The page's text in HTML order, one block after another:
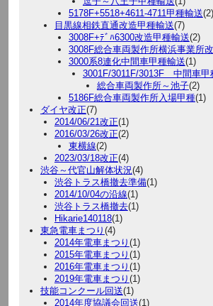
5178F+5518+4611-4711甲種輸送(2)
目黒線相鉄直通改造甲種輸送(7)
3008F+ﾃﾞﾊ6300改造甲種輸送(2)
3008F総合車両製作所横浜事業所
3000系8連化中間車甲種輸送(1)
3001F/3011F/3013F 中間車甲
総合車両製作所～池子(2)
5186F総合車両製作所入場甲種(1)
ダイヤ改正(7)
2014/06/21改正(1)
2016/03/26改正(2)
東横線(2)
2023/03/18改正(4)
渋谷～代官山解体状況(4)
渋谷トラス橋撤去準備(1)
2014/10/04の沿線(1)
渋谷トラス橋撤去(1)
Hikarie140118(1)
東急電車まつり (4)
2014年電車まつり (1)
2015年電車まつり (1)
2016年電車まつり (1)
2019年電車まつり (1)
技能コンクール回送(1)
2014年度協議会回送(1)